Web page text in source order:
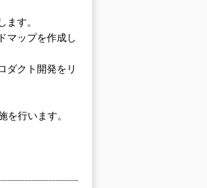
す。
マップを作成し
ダクト開発をリ
行います。